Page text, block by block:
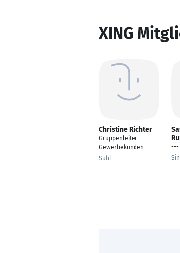
XING
Christine Richter
Gruppenleiter
Gewerbekunden
Suhl
---